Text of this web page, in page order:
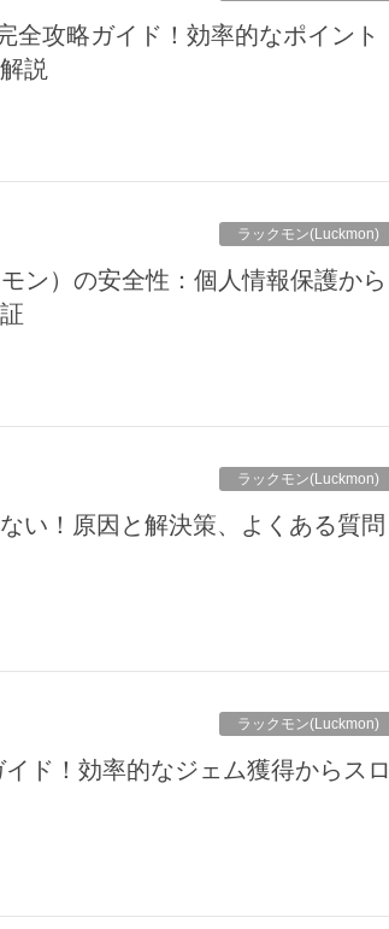
全攻略ガイド！効率的なポイント
説
ラックモン(Luckmon)
ン）の安全性：個人情報保護から
ラックモン(Luckmon)
い！原因と解決策、よくある質問
ラックモン(Luckmon)
ド！効率的なジェム獲得からスロ